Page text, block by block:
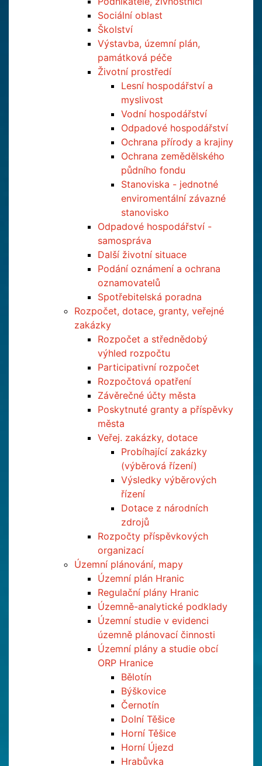
Sociální oblast
Školství
Výstavba, územní plán,
památková péče
Životní prostředí
Lesní hospodářství a
myslivost
Vodní hospodářství
Odpadové hospodářství
Ochrana přírody a krajiny
Ochrana zemědělského
půdního fondu
Stanoviska - jednotné
enviromentální závazné
stanovisko
Odpadové hospodářství -
samospráva
Další životní situace
Podání oznámení a ochrana
oznamovatelů
Spotřebitelská poradna
Rozpočet, dotace, granty, veřejné
zakázky
Rozpočet a střednědobý
výhled rozpočtu
Participativní rozpočet
Rozpočtová opatření
Závěrečné účty města
Poskytnuté granty a příspěvky
města
Veřej. zakázky, dotace
Probíhající zakázky
(výběrová řízení)
Výsledky výběrových
řízení
Dotace z národních
zdrojů
Rozpočty příspěvkových
organizací
Územní plánování, mapy
Územní plán Hranic
Regulační plány Hranic
Územně-analytické podklady
Územní studie v evidenci
územně plánovací činnosti
Územní plány a studie obcí
ORP Hranice
Bělotín
Býškovice
Černotín
Dolní Těšice
Horní Těšice
Horní Újezd
Hrabůvka